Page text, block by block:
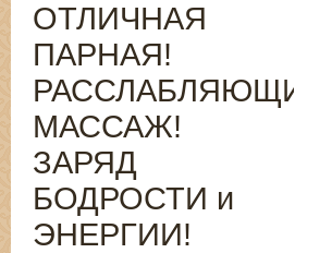
ОТЛИЧНАЯ
ПАРНАЯ!
РАССЛАБЛЯЮЩИЙ
МАССАЖ!
ЗАРЯД
БОДРОСТИ и
ЭНЕРГИИ!